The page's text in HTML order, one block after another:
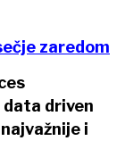
zaredom
driven
i